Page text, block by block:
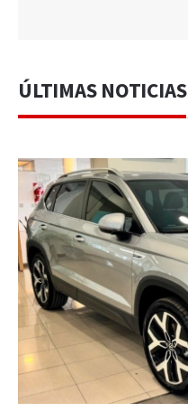
ÚLTIMAS NOTICIAS